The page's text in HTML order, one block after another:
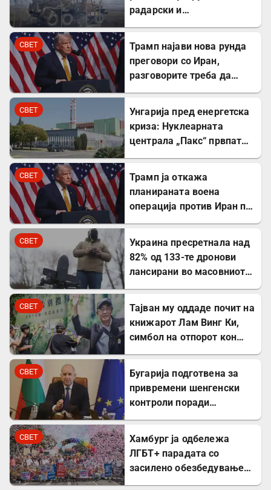
радарски и
СВЕТ
Трамп најави нова рунда
преговори со Иран,
разговорите треба да
СВЕТ
Унгарија пред енергетска
криза: Нуклеарната
централа „Пакс“ првпат
СВЕТ
Трамп ја откажа
планираната воена
операција против Иран по
СВЕТ
Украина пресретнала над
82% од 133-те дронови
лансирани во масовниот
СВЕТ
Тајван му оддаде почит на
книжарот Лам Винг Ки,
симбол на отпорот кон
СВЕТ
Бугарија подготвена за
привремени шенгенски
контроли поради
СВЕТ
Хамбург ја одбележа
ЛГБТ+ парадата со
засилено обезбедување